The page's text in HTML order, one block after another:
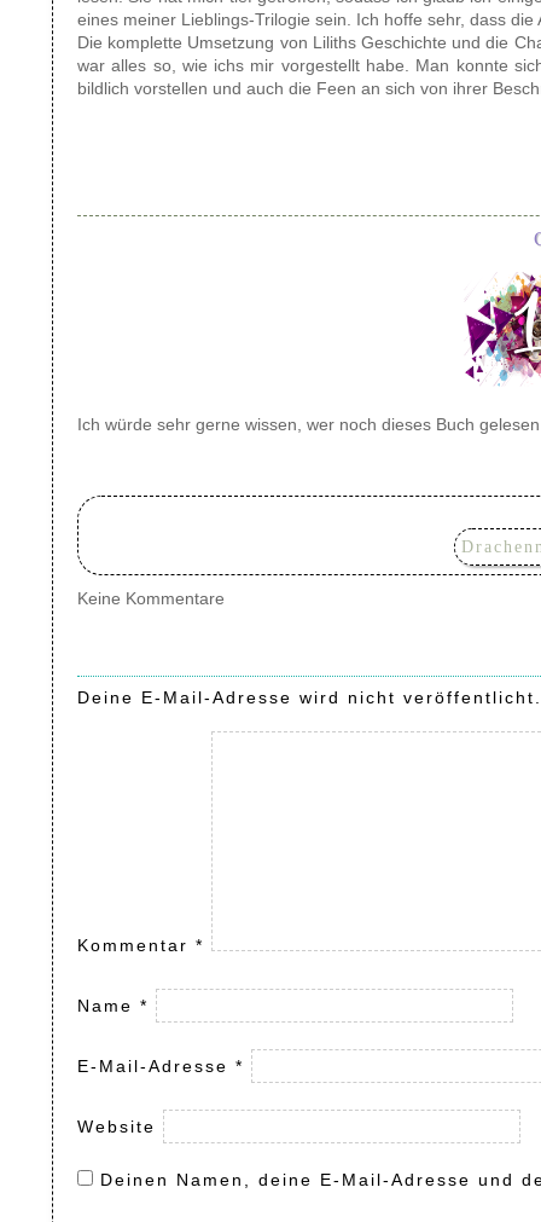
eines meiner Lieblings-Trilogie sein. Ich hoffe sehr, dass
Die komplette Umsetzung von Liliths Geschichte und die
war alles so, wie ichs mir vorgestellt habe. Man konnte
bildlich vorstellen und auch die Feen an sich von ihrer
Ich würde sehr gerne wissen, wer noch dieses Buch
Keine Kommentare
Deine E-Mail-Adresse wird nicht veröffentlicht.
Kommentar *
Name *
E-Mail-Adresse *
Website
Deinen Namen, deine E-Mail-Adresse und